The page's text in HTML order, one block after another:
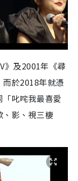
》及2001年《尋
而於2018年就憑
叱咤我最喜愛
、影、視三棲